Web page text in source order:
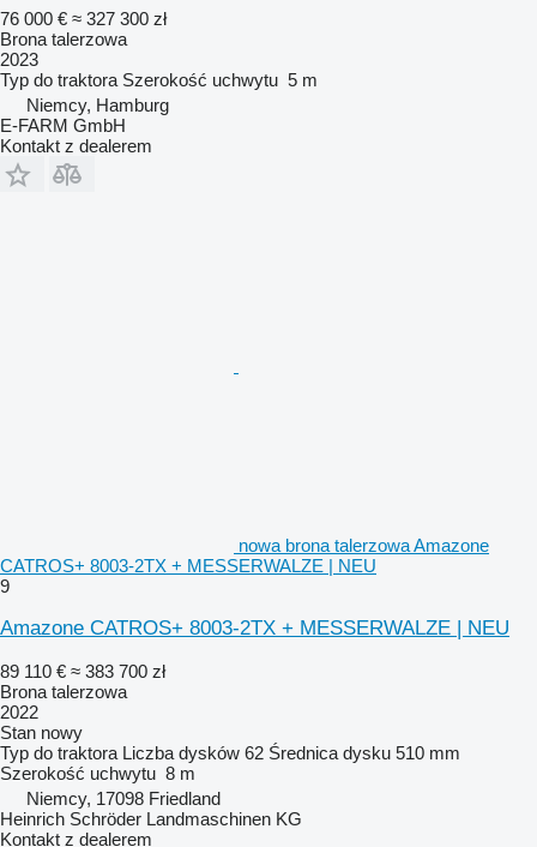
76 000 € ≈ 327 300 zł
Brona talerzowa
2023
Typ do traktora Szerokość uchwytu 5 m
Niemcy, Hamburg
E-FARM GmbH
Kontakt z dealerem
nowa brona talerzowa Amazone
CATROS+ 8003-2TX + MESSERWALZE | NEU
9
Amazone CATROS+ 8003-2TX + MESSERWALZE | NEU
89 110 € ≈ 383 700 zł
Brona talerzowa
2022
Stan nowy
Typ do traktora Liczba dysków 62 Średnica dysku 510 mm
Szerokość uchwytu 8 m
Niemcy, 17098 Friedland
Heinrich Schröder Landmaschinen KG
Kontakt z dealerem